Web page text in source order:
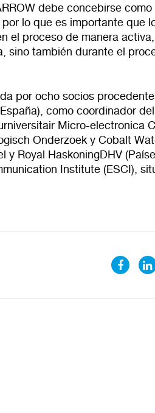
debe concebirse
lo que es importante que
el proceso de manera
sino también durante el
por ocho socios
como coordinador
Micro-electronica
Onderzoek y Cobalt
y Royal HaskoningDHV
Institute (ESCI),